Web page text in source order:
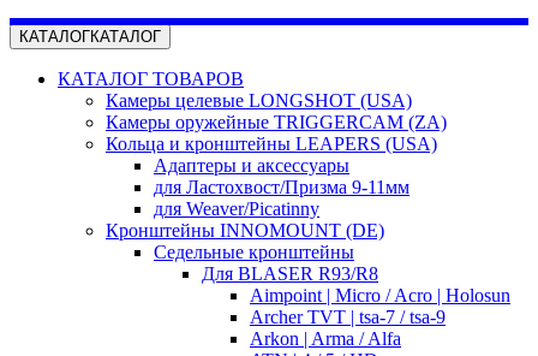
КАТАЛОГКАТАЛОГ
КАТАЛОГ ТОВАРОВ
Камеры целевые LONGSHOT (USA)
Камеры оружейные TRIGGERCAM (ZA)
Кольца и кронштейны LEAPERS (USA)
Адаптеры и аксессуары
для Ластохвост/Призма 9-11мм
для Weaver/Picatinny
Кронштейны INNOMOUNT (DE)
Седельные кронштейны
Для BLASER R93/R8
Aimpoint | Micro / Acro | Holosun
Archer TVT | tsa-7 / tsa-9
Arkon | Arma / Alfa